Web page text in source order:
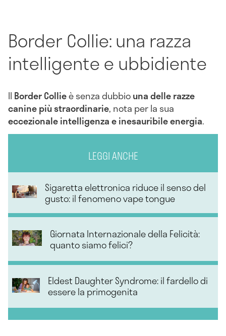
Border Collie: una razza
intelligente e ubbidiente
Il Border Collieè senza dubbiouna delle razze
canine più straordinarie, nota per la sua
eccezionale intelligenza e inesauribile energia.
LEGGI ANCHE
Sigaretta elettronica riduce il senso del
gusto: il fenomeno vape tongue
Giornata Internazionale della Felicità:
quanto siamo felici?
Eldest Daughter Syndrome: il fardello di
essere la primogenita